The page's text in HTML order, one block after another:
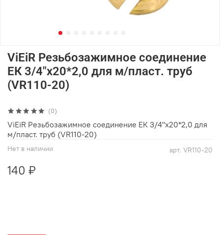
(0)
арт. VR110-20
Нет в наличии
ViEiR Резьбозажимное соединение
ЕК 3/4"х20*2,0 для м/пласт. труб
(VR110-20)
140 ₽
ViEiR Резьбозажимное соединение ЕК 3/4"х20*2,0 для
м/пласт. труб (VR110-20)